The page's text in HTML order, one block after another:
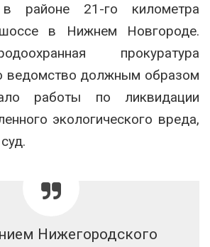
районе 21-го километра
в Нижнем Новгороде.
прокуратура
ведомство должным образом
работы по ликвидации
экологического вреда,
Нижегородского